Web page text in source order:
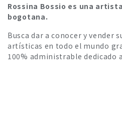
Rossina Bossio es una
bogotana.
Busca dar a conocer y vender
artísticas en todo el mundo
100% administrable dedicado